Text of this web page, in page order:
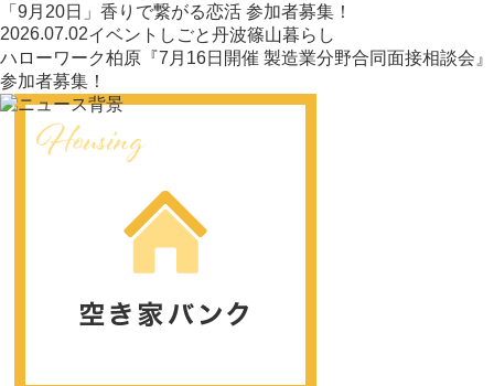
「9月20日」香りで繋がる恋活 参加者募集！
2026.07.02イベント しごと丹波篠山暮らし
ハローワーク柏原『7月16日開催 製造業分野合同面接相談会』
参加者募集！